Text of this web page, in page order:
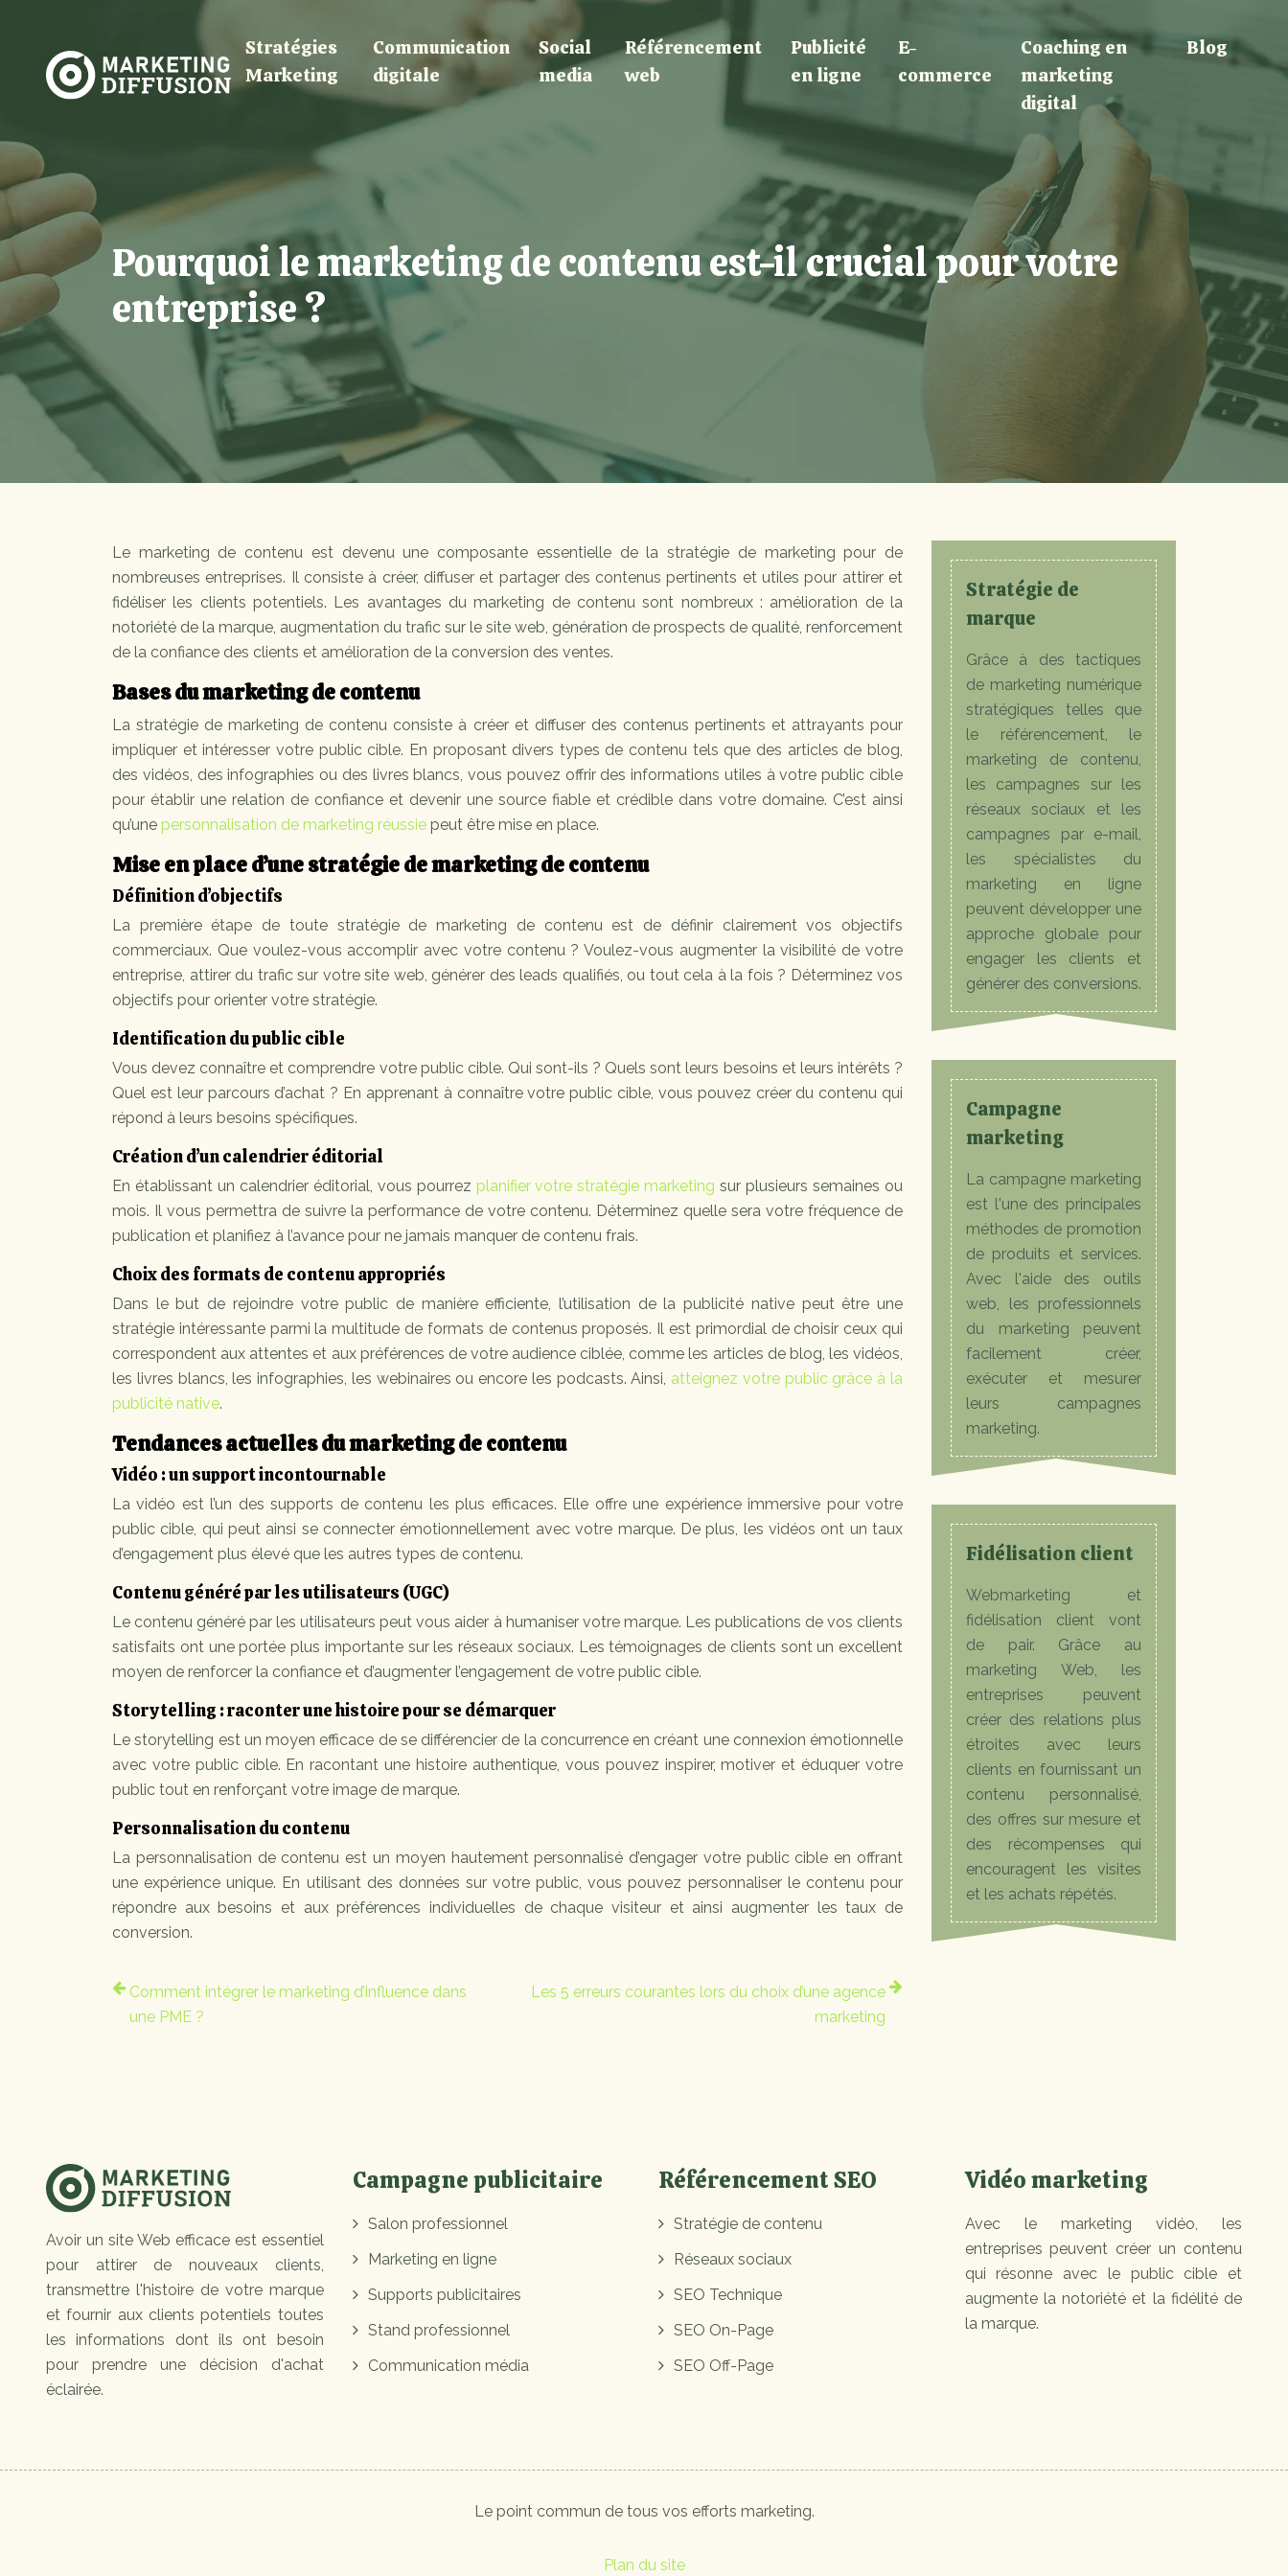
Stratégies
Marketing
Communication
digitale
Social
media
Référencement
web
Publicité
en ligne
E-
commerce
Coaching en
marketing
digital
Blog
Pourquoi le marketing de contenu est-il crucial pour votre
entreprise ?
Le marketing de contenu est devenu une composante essentielle de la stratégie de marketing pour de
nombreuses entreprises. Il consiste à créer, diffuser et partager des contenus pertinents et utiles pour attirer et
fidéliser les clients potentiels. Les avantages du marketing de contenu sont nombreux : amélioration de la
notoriété de la marque, augmentation du trafic sur le site web, génération de prospects de qualité, renforcement
de la confiance des clients et amélioration de la conversion des ventes.
Bases du marketing de contenu
La stratégie de marketing de contenu consiste à créer et diffuser des contenus pertinents et attrayants pour
impliquer et intéresser votre public cible. En proposant divers types de contenu tels que des articles de blog,
des vidéos, des infographies ou des livres blancs, vous pouvez offrir des informations utiles à votre public cible
pour établir une relation de confiance et devenir une source fiable et crédible dans votre domaine. C’est ainsi
qu’une personnalisation de marketing réussie peut être mise en place.
Mise en place d’une stratégie de marketing de contenu
Définition d’objectifs
La première étape de toute stratégie de marketing de contenu est de définir clairement vos objectifs
commerciaux. Que voulez-vous accomplir avec votre contenu ? Voulez-vous augmenter la visibilité de votre
entreprise, attirer du trafic sur votre site web, générer des leads qualifiés, ou tout cela à la fois ? Déterminez vos
objectifs pour orienter votre stratégie.
Identification du public cible
Vous devez connaître et comprendre votre public cible. Qui sont-ils ? Quels sont leurs besoins et leurs intérêts ?
Quel est leur parcours d’achat ? En apprenant à connaître votre public cible, vous pouvez créer du contenu qui
répond à leurs besoins spécifiques.
Création d’un calendrier éditorial
En établissant un calendrier éditorial, vous pourrez planifier votre stratégie marketing sur plusieurs semaines ou
mois. Il vous permettra de suivre la performance de votre contenu. Déterminez quelle sera votre fréquence de
publication et planifiez à l’avance pour ne jamais manquer de contenu frais.
Choix des formats de contenu appropriés
Dans le but de rejoindre votre public de manière efficiente, l’utilisation de la publicité native peut être une
stratégie intéressante parmi la multitude de formats de contenus proposés. Il est primordial de choisir ceux qui
correspondent aux attentes et aux préférences de votre audience ciblée, comme les articles de blog, les vidéos,
les livres blancs, les infographies, les webinaires ou encore les podcasts. Ainsi, atteignez votre public grâce à la
publicité native.
Tendances actuelles du marketing de contenu
Vidéo : un support incontournable
La vidéo est l’un des supports de contenu les plus efficaces. Elle offre une expérience immersive pour votre
public cible, qui peut ainsi se connecter émotionnellement avec votre marque. De plus, les vidéos ont un taux
d’engagement plus élevé que les autres types de contenu.
Contenu généré par les utilisateurs (UGC)
Le contenu généré par les utilisateurs peut vous aider à humaniser votre marque. Les publications de vos clients
satisfaits ont une portée plus importante sur les réseaux sociaux. Les témoignages de clients sont un excellent
moyen de renforcer la confiance et d’augmenter l’engagement de votre public cible.
Storytelling : raconter une histoire pour se démarquer
Le storytelling est un moyen efficace de se différencier de la concurrence en créant une connexion émotionnelle
avec votre public cible. En racontant une histoire authentique, vous pouvez inspirer, motiver et éduquer votre
public tout en renforçant votre image de marque.
Personnalisation du contenu
La personnalisation de contenu est un moyen hautement personnalisé d’engager votre public cible en offrant
une expérience unique. En utilisant des données sur votre public, vous pouvez personnaliser le contenu pour
répondre aux besoins et aux préférences individuelles de chaque visiteur et ainsi augmenter les taux de
conversion.
Comment intégrer le marketing d’influence dans
une PME ?
Les 5 erreurs courantes lors du choix d’une agence
marketing
Stratégie de
marque
Grâce à des tactiques
de marketing numérique
stratégiques telles que
le référencement, le
marketing de contenu,
les campagnes sur les
réseaux sociaux et les
campagnes par e-mail,
les spécialistes du
marketing en ligne
peuvent développer une
approche globale pour
engager les clients et
générer des conversions.
Campagne
marketing
La campagne marketing
est l'une des principales
méthodes de promotion
de produits et services.
Avec l'aide des outils
web, les professionnels
du marketing peuvent
facilement créer,
exécuter et mesurer
leurs campagnes
marketing.
Fidélisation client
Webmarketing et
fidélisation client vont
de pair. Grâce au
marketing Web, les
entreprises peuvent
créer des relations plus
étroites avec leurs
clients en fournissant un
contenu personnalisé,
des offres sur mesure et
des récompenses qui
encouragent les visites
et les achats répétés.
Avoir un site Web efficace est essentiel
pour attirer de nouveaux clients,
transmettre l'histoire de votre marque
et fournir aux clients potentiels toutes
les informations dont ils ont besoin
pour prendre une décision d'achat
éclairée.
Campagne publicitaire
Salon professionnel
Marketing en ligne
Supports publicitaires
Stand professionnel
Communication média
Référencement SEO
Stratégie de contenu
Réseaux sociaux
SEO Technique
SEO On-Page
SEO Off-Page
Vidéo marketing
Avec le marketing vidéo, les
entreprises peuvent créer un contenu
qui résonne avec le public cible et
augmente la notoriété et la fidélité de
la marque.
Le point commun de tous vos efforts marketing.
Plan du site